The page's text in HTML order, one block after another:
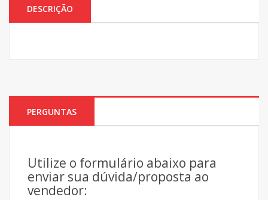
DESCRIÇÃO
PERGUNTAS
Utilize o formulário abaixo para
enviar sua dúvida/proposta ao
vendedor: